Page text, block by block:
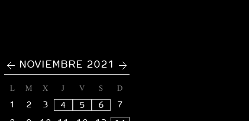
>
NOVIEMBRE 2021
L M X J V S
D
1
2 3 4 5 6
7